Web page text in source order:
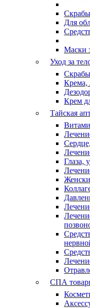
Скрабы
Для
Маски
Уход за
Скрабы
Крема,
Крем
Тайская
Глаза,
СПА